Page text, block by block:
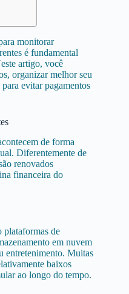
monitorar
é fundamental
artigo, você
organizar melhor seu
evitar pagamentos
de forma
Diferentemente de
renovados
financeira do
plataformas de
em nuvem
entretenimento. Muitas
baixos
ao longo do tempo.